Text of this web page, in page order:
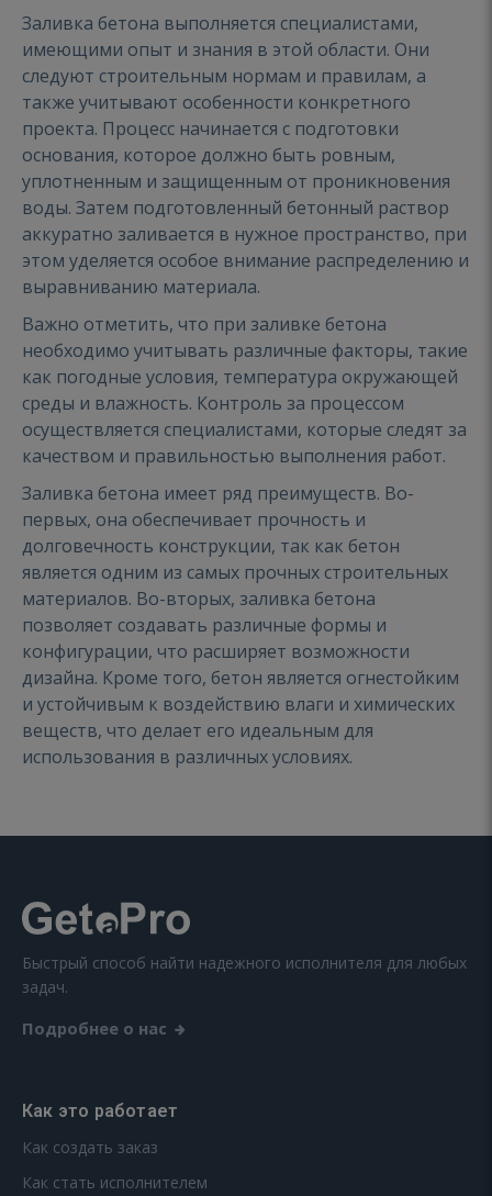
Заливка бетона выполняется специалистами,
имеющими опыт и знания в этой области. Они
следуют строительным нормам и правилам, а
также учитывают особенности конкретного
проекта. Процесс начинается с подготовки
основания, которое должно быть ровным,
уплотненным и защищенным от проникновения
воды. Затем подготовленный бетонный раствор
аккуратно заливается в нужное пространство, при
этом уделяется особое внимание распределению и
выравниванию материала.
Важно отметить, что при заливке бетона
необходимо учитывать различные факторы, такие
как погодные условия, температура окружающей
среды и влажность. Контроль за процессом
осуществляется специалистами, которые следят за
качеством и правильностью выполнения работ.
Заливка бетона имеет ряд преимуществ. Во-
первых, она обеспечивает прочность и
долговечность конструкции, так как бетон
является одним из самых прочных строительных
материалов. Во-вторых, заливка бетона
позволяет создавать различные формы и
конфигурации, что расширяет возможности
дизайна. Кроме того, бетон является огнестойким
и устойчивым к воздействию влаги и химических
веществ, что делает его идеальным для
использования в различных условиях.
Быстрый способ найти надежного исполнителя для любых
задач.
Подробнее о нас
Как это работает
Как создать заказ
Как стать исполнителем